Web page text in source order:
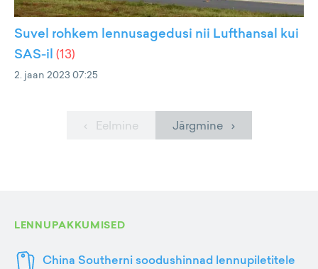
Suvel rohkem lennusagedusi nii Lufthansal kui
SAS-il (13)
2. jaan 2023 07:25
‹ Eelmine Järgmine ›
LENNUPAKKUMISED
China Southerni soodushinnad lennupiletitele